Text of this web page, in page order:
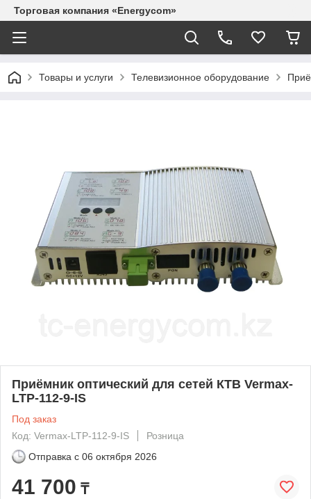
Торговая компания «Energycom»
Товары и услуги Телевизионное оборудование
Приёмник оптический для сетей КТВ Vermax-
LTP-112-9-IS
Под заказ
Код: Vermax-LTP-112-9-IS
Розница
Отправка с 06 октября 2026
41 700 ₸